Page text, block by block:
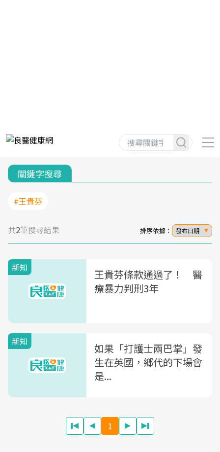
關鍵字搜尋
#王貴芬
共2筆搜尋結果 排序依據： 發布日期
新知
王貴芬條款通過了！ 醫
療暴力判刑3年
新知
如果「打護士兩巴掌」發
生在英國，鄉代的下場會
是...
1